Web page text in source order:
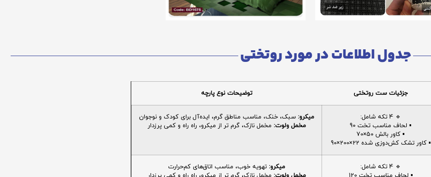
جدول اطلاعات در مورد روتختی
جزئیات ست روتختی توضیحات نوع پارچه
🔹 4 تکه شامل:
▪️ لحاف مناسب تخت 90
▪️ کاور بالش 50×70
▪️ کاور تشک کش‌دوزی شده 22×200×90
میکرو: سبک، خنک، مناسب مناطق گرم، ایده‌آل برای کودک و نوجوان
مخمل ولوت: مخمل نازک، گرم تر از میکرو، راه راه و کمی پرزدار
🔹 4 تکه شامل:
میکرو: تهویه خوب، مناسب اتاق‌های کم‌حرارت